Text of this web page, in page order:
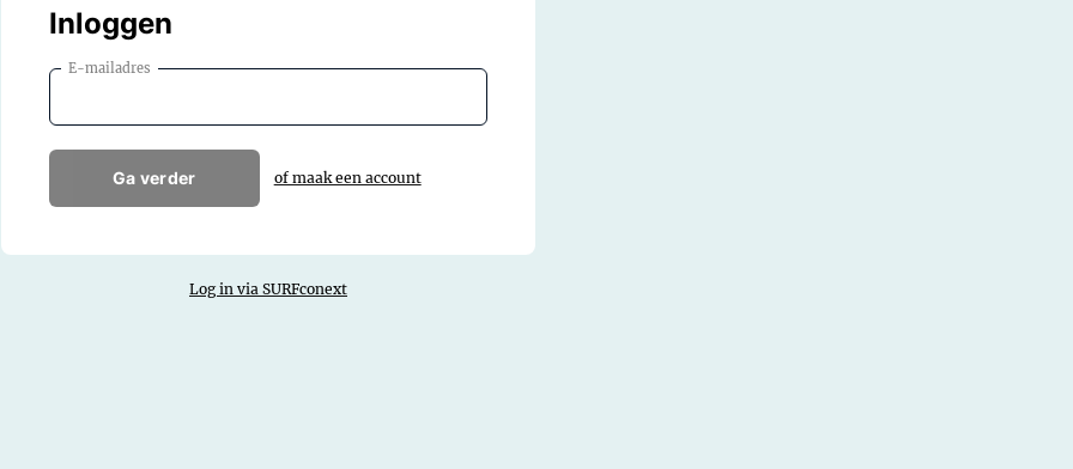
Inloggen
E-mailadres
Ga verder of maak een account
Log in via SURFconext